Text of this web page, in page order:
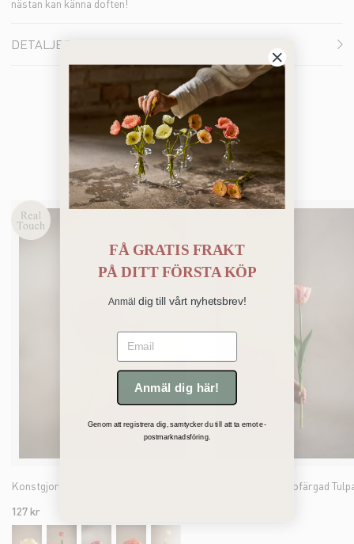
nästan kan känna doften!
DETALJER
Bästsäljare
Konstgjord rosa Tulpan 67cm
127 kr
FÅ GRATIS FRAKT
PÅDITT FÖRSTA KÖP
Anmäl dig till vårt nyhetsbrev!
Email
Anmäl dig här!
Genom att registrera dig, samtycker du till att ta emot e-
postmarknadsföring.